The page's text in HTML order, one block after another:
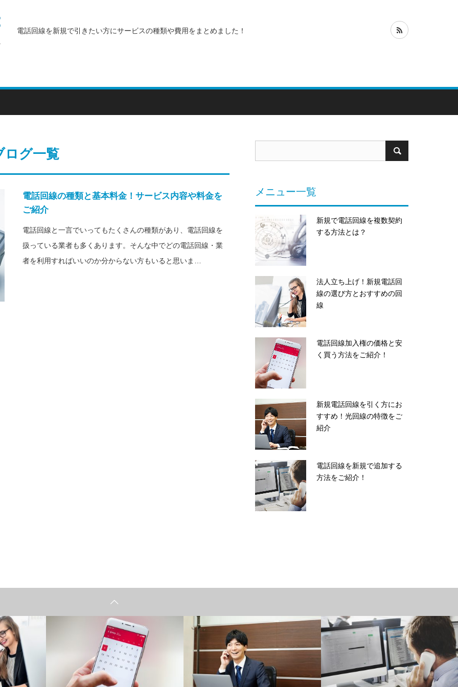
電話回線を新規で引きたい方にサービスの種類や費用をまとめました！
ログ一覧
電話回線の種類と基本料金！サービス内容や料金を
ご紹介
電話回線と一言でいってもたくさんの種類があり、電話回線を
扱っている業者も多くあります。そんな中でどの電話回線・業
者を利用すればいいのか分からない方もいると思いま…
メニュー一覧
新規で電話回線を複数契約
する方法とは？
法人立ち上げ！新規電話回
線の選び方とおすすめの回
線
電話回線加入権の価格と安
く買う方法をご紹介！
新規電話回線を引く方にお
すすめ！光回線の特徴をご
紹介
電話回線を新規で追加する
方法をご紹介！